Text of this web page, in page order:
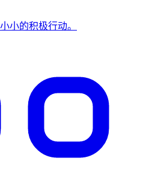
小的积极行动。